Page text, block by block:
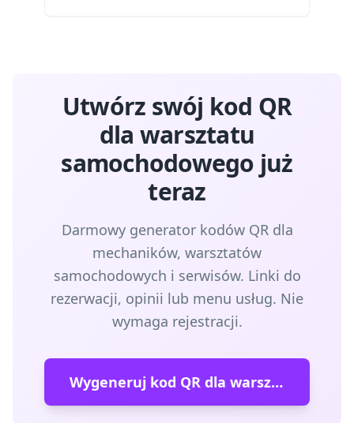
Utwórz swój kod QR
dla warsztatu
samochodowego już
teraz
Darmowy generator kodów QR dla
mechaników, warsztatów
samochodowych i serwisów. Linki do
rezerwacji, opinii lub menu usług. Nie
wymaga rejestracji.
Wygeneruj kod QR dla warsztatu samochodowego